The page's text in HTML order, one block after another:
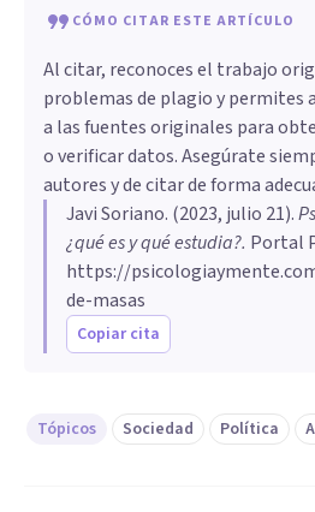
CÓMO CITAR ESTE ARTÍCULO
Al citar, reconoces el trabajo
problemas de plagio y permites
a las fuentes originales para
o verificar datos. Asegúrate
autores y de citar de forma
Javi Soriano. (2023, julio 21).
¿qué es y qué estudia?. Portal
https://
de-masas
Copiar cita
Tópicos Sociedad Política